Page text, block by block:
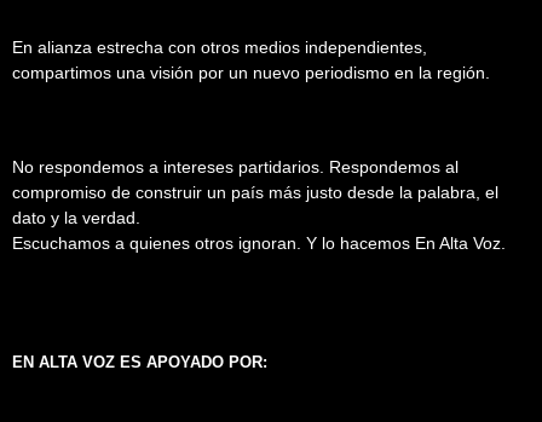
En alianza estrecha con otros medios independientes,
compartimos una visión por un nuevo periodismo en la región.
No respondemos a intereses partidarios. Respondemos al
compromiso de construir un país más justo desde la palabra, el
dato y la verdad.
Escuchamos a quienes otros ignoran. Y lo hacemos En Alta Voz.
EN ALTA VOZ ES APOYADO POR: